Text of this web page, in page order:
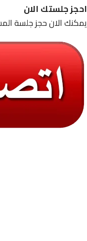
احجز جلستك الان
يمكنك الان حجز جلسة